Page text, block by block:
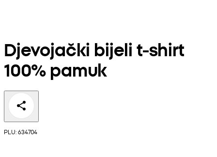
Djevojački bijeli t-shirt
100% pamuk
PLU: 634704